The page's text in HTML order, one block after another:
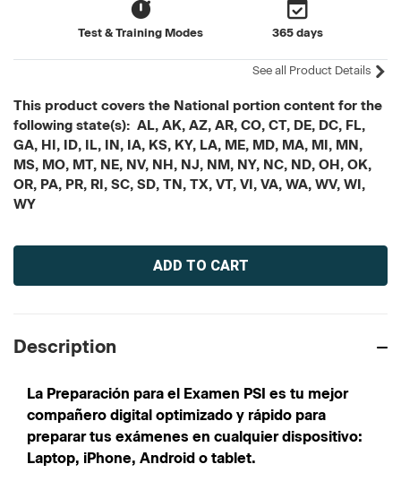
Test & Training Modes 365 days
See all Product Details
This product covers the National portion content for the
following state(s): AL, AK, AZ, AR, CO, CT, DE, DC, FL,
GA, HI, ID, IL, IN, IA, KS, KY, LA, ME, MD, MA, MI, MN,
MS, MO, MT, NE, NV, NH, NJ, NM, NY, NC, ND, OH, OK,
OR, PA, PR, RI, SC, SD, TN, TX, VT, VI, VA, WA, WV, WI,
WY
Current
Description
La Preparación para el Examen PSI es tu mejor
compañero digital optimizado y rápido para
preparar tus exámenes en cualquier dispositivo:
Laptop, iPhone, Android o tablet.